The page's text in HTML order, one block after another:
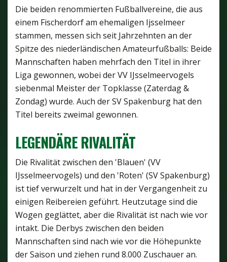
Die beiden renommierten Fußballvereine, die aus
einem Fischerdorf am ehemaligen Ijsselmeer
stammen, messen sich seit Jahrzehnten an der
Spitze des niederländischen Amateurfußballs: Beide
Mannschaften haben mehrfach den Titel in ihrer
Liga gewonnen, wobei der VV IJsselmeervogels
siebenmal Meister der Topklasse (Zaterdag &
Zondag) wurde. Auch der SV Spakenburg hat den
Titel bereits zweimal gewonnen.
LEGENDÄRE RIVALITÄT
Die Rivalität zwischen den 'Blauen' (VV
IJsselmeervogels) und den 'Roten' (SV Spakenburg)
ist tief verwurzelt und hat in der Vergangenheit zu
einigen Reibereien geführt. Heutzutage sind die
Wogen geglättet, aber die Rivalität ist nach wie vor
intakt. Die Derbys zwischen den beiden
Mannschaften sind nach wie vor die Höhepunkte
der Saison und ziehen rund 8.000 Zuschauer an.